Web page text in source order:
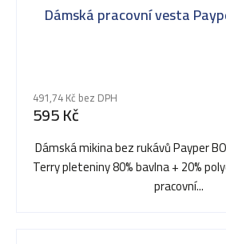
Dámská pracovní vesta
produktu
je
5,0
z
491,74 Kč bez DPH
595 Kč
Dámská mikina bez rukávů Payper
Terry pleteniny 80% bavlna + 20%
pracovní...